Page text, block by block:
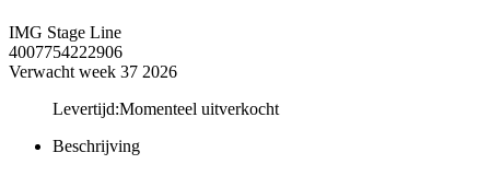
IMG Stage Line
4007754222906
Verwacht week 37 2026
Levertijd:Momenteel uitverkocht
Beschrijving